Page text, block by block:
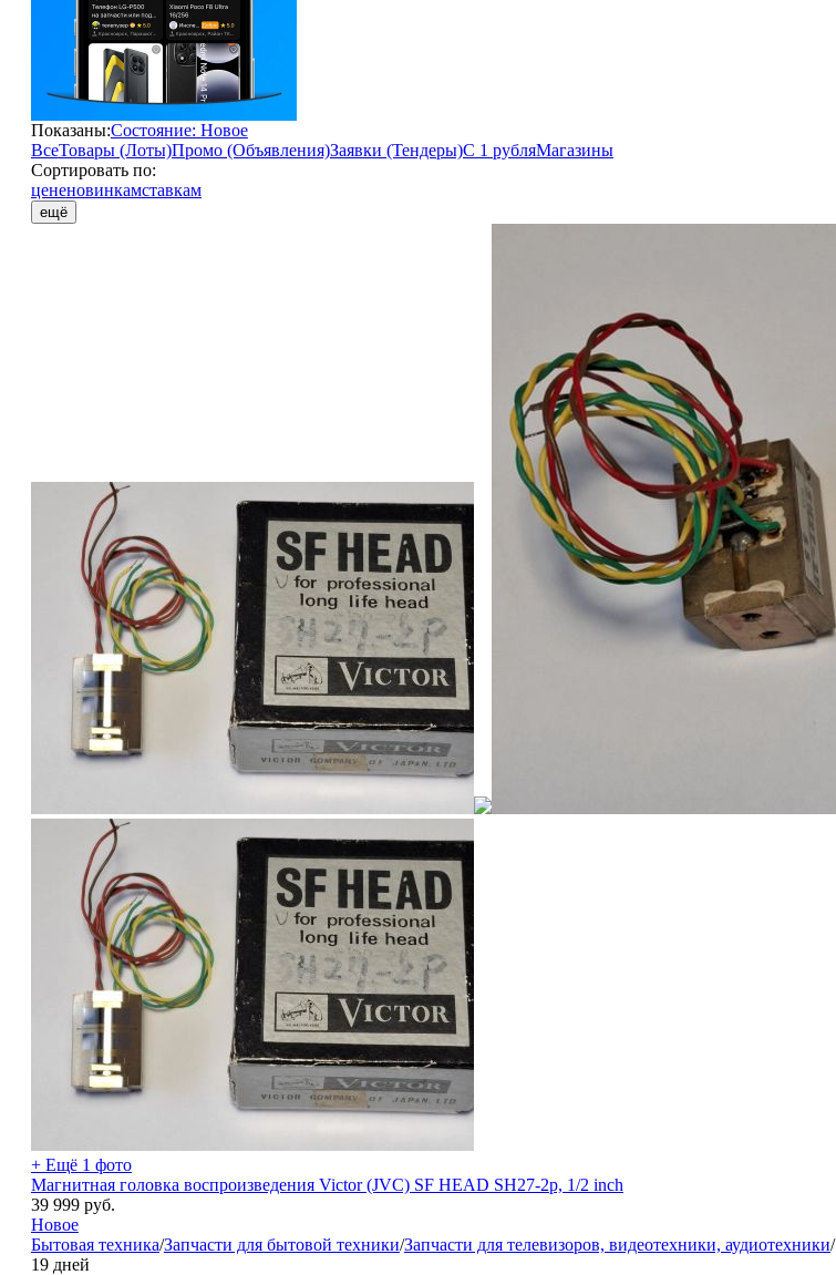
Показаны:Состояние: Новое
ВсеТовары (Лоты)Промо (Объявления)Заявки (Тендеры)С 1 рубляМагазины
Сортировать по:
цененовинкамставкам
ещё
+ Ещё 1 фото
Магнитная головка воспроизведения Victor (JVC) SF HEAD SH27-2p, 1/2 inch
39 999 руб.
Новое
Бытовая техника/Запчасти для бытовой техники/Запчасти для телевизоров, видеотехники, аудиотехники/
19 дней